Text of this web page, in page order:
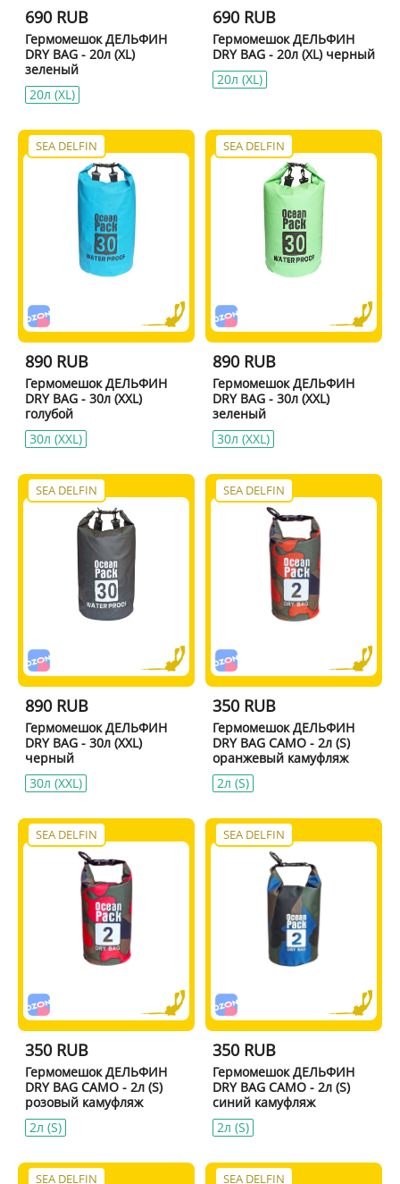
690 RUB
Гермомешок ДЕЛЬФИН
DRY BAG - 20л (XL)
зеленый
20л (XL)
690 RUB
Гермомешок ДЕЛЬФИН
DRY BAG - 20л (XL) черный
20л (XL)
SEA DELFIN
890 RUB
Гермомешок ДЕЛЬФИН
DRY BAG - 30л (XXL)
голубой
30л (XXL)
SEA DELFIN
890 RUB
Гермомешок ДЕЛЬФИН
DRY BAG - 30л (XXL)
зеленый
30л (XXL)
SEA DELFIN
890 RUB
Гермомешок ДЕЛЬФИН
DRY BAG - 30л (XXL)
черный
30л (XXL)
SEA DELFIN
350 RUB
Гермомешок ДЕЛЬФИН
DRY BAG CAMO - 2л (S)
оранжевый камуфляж
2л (S)
SEA DELFIN
350 RUB
Гермомешок ДЕЛЬФИН
DRY BAG CAMO - 2л (S)
розовый камуфляж
2л (S)
SEA DELFIN
350 RUB
Гермомешок ДЕЛЬФИН
DRY BAG CAMO - 2л (S)
синий камуфляж
2л (S)
SEA DELFIN SEA DELFIN